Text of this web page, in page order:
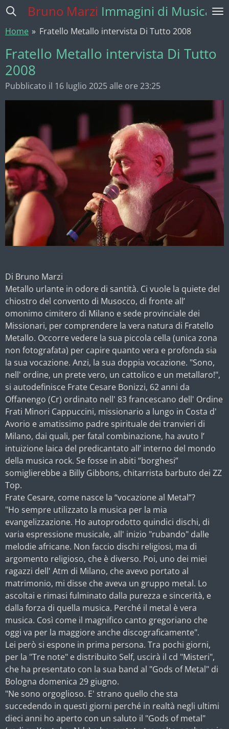
Vai
contenuto
principale
Bruno Marzi Immagini di Musica
Home » Fratello Metallo intervista Di Tutto 2008
Fratello Metallo intervista Di Tutto
2008
Pubblicato il 16 luglio 2025 alle ore 23:25
Di Bruno Marzi
Metallo urlante in odore di santità. Ci vuole la quiete del
chiostro del convento di Musocco, di fronte all’
omonimo cimitero di Milano e sede provinciale dei
Missionari, per comprendere la vera natura di Fratello
Metallo. Occorre vedere la sua piccola cella (unica zona
non fotografata) per capire quanto vera e profonda sia
la sua vocazione. Anzi, la sua doppia vocazione. "Sono,
nell' ordine, un prete vero, un cattolico e un metallaro!",
si autodefinisce Frate Cesare Bonizzi, 62 anni da
Offanengo (Cr) ordinato nell' 83 francescano dell' Ordine
Frati Minori Cappuccini, missionario a lungo in Costa d'
Avorio e amatissimo padre spirituale dei tranvieri di
Milano, dai quali, per fatal combinazione, ha avuto l’
intuizione laica del predicantato all’ interno del mondo
della musica rock. Se fosse in abiti “borghesi”
somiglierebbe a Billy Gibbons, chitarrista barbuto dei ZZ
Top.
Frate Cesare, come nasce la “vocazione al Metal”?
"Ho sempre utilizzato la musica per la mia
evangelizzazione. Ho autoprodotto quindici dischi, di
varia espressione musicale, all' inizio "rubando" dalle
melodie africane. Non faccio dischi religiosi, ma di
argomento religioso, che è diverso. Poi, uno dei miei
ragazzi dell' Atm di Milano, che avevo portato al
matrimonio, mi disse che aveva un gruppo metal. Lo
ascoltai e rimasi fulminato dalla purezza e sincerità, e
dalla forza di quella musica. Perché il metal è vera
musica. Così come il magnifico canto gregoriano che
oggi va per la maggiore anche discograficamente".
Lei però si espone in prima persona. Tra pochi giorni,
per la "Tre note" e distribuito Self, uscirà il cd "Misteri",
che ha presentato con la sua band al "Gods of Metal" di
Bologna domenica 29 giugno.
"Ne sono orgoglioso. E' strano quello che sta
succedendo in questi giorni perché in realtà negli ultimi
dieci anni ho aperto con un saluto il "Gods of metal"